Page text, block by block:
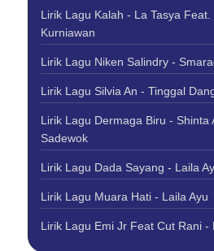
Lirik Lagu Kalah - La Tasya
Kurniawan
Lirik Lagu Niken Salindry -
Lirik Lagu Silvia An - Tinggal
Lirik Lagu Dermaga Biru - Shinta
Sadewok
Lirik Lagu Dada Sayang - Laila
Lirik Lagu Muara Hati - Laila Ayu
Lirik Lagu Emi Jr Feat Cut Rani -